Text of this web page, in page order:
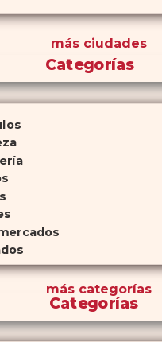
más ciudades
Categorías
máscategorías
Categorías